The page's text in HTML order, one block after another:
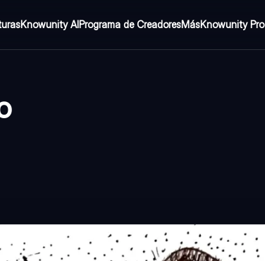
Knowunity AIPrograma de CreadoresMásKnowunity Pro